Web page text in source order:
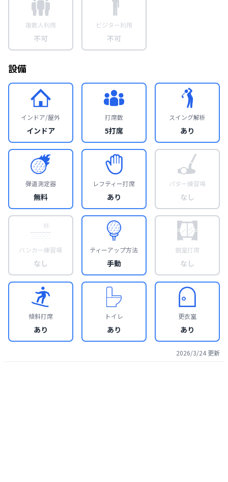
複数人利用
不可
ビジター利用
不可
設備
インドア/屋外
インドア
打席数
5打席
スイング解析
あり
弾道測定器
無料
レフティー打席
あり
パター練習場
なし
バンカー練習場
なし
ティーアップ方法
手動
個室打席
なし
傾斜打席
あり
トイレ
あり
更衣室
あり
2026/3/24 更新